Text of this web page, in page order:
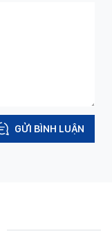
GỬI BÌNH LUẬN